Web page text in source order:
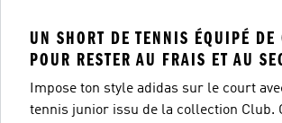
UN SHORT DE TENNIS ÉQUIPÉ DE
POUR RESTER AU FRAIS ET AU
Impose ton style adidas sur le court
tennis junior issu de la collection Club.